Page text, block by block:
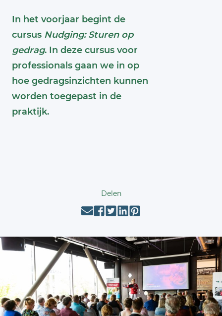
In het voorjaar begint de
cursus Nudging: Sturen op
gedrag. In deze cursus voor
professionals gaan we in op
hoe gedragsinzichten kunnen
worden toegepast in de
praktijk.
Delen